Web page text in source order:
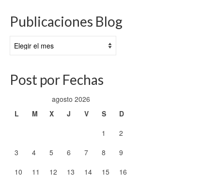
Publicaciones Blog
Blog
Post por Fechas
agosto 2026
L
M X J V S
D
1
2
3
4 5 6 7 8
9
10
11 12 13 14 15 16